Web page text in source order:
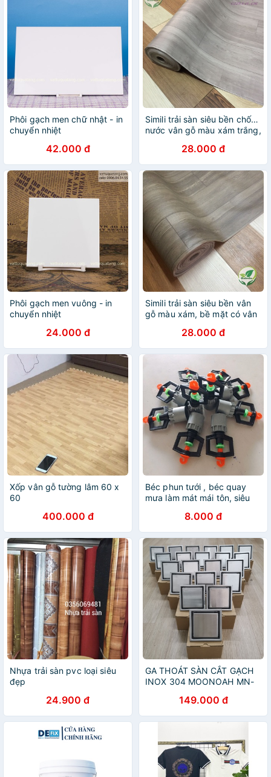
Phôi gạch men chữ nhật - in
chuyển nhiệt
42.000 đ
Simili trải sàn siêu bền chống
nước vân gỗ màu xám trắng,
28.000 đ
Phôi gạch men vuông - in
chuyển nhiệt
24.000 đ
Simili trải sàn siêu bền vân
gỗ màu xám, bề mặt có vân
28.000 đ
Xốp vân gỗ tường lâm 60 x
60
400.000 đ
Béc phun tưới , béc quay
mưa làm mát mái tôn, siêu
8.000 đ
Nhựa trải sàn pvc loại siêu
đẹp
24.900 đ
GA THOÁT SÀN CẮT GẠCH
INOX 304 MOONOAH MN-
149.000 đ